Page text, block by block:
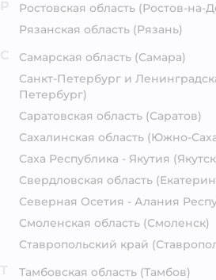
Ростовская область (Ростов-на-
Рязанская область (Рязань)
Самарская область (Самара)
Санкт-Петербург и
Петербург)
Саратовская область (Саратов)
Сахалинская область (Южно-
Саха Республика - Якутия
Свердловская область
Северная Осетия - Алания
Смоленская область (Смоленск)
Ставропольский край
Тамбовская область (Тамбов)